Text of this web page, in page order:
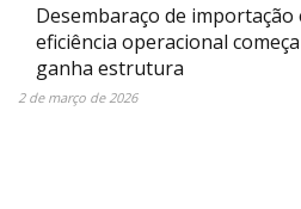
Desembaraço de importação
eficiência operacional
ganha estrutura
2 de março de 2026